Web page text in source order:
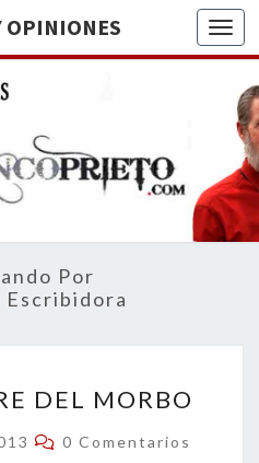
OPINIONES
DE
BREVE
RECORRIDO
VITAL Y
ACTUALIDAD
Por
Escribidora
DEL
MORBO
DEL MORBO
Comentarios
0 Comentarios